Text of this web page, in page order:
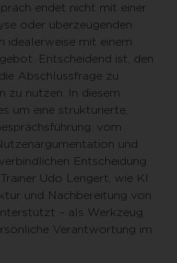
endet nicht mit einer
oder überzeugenden
idealerweise mit einem
Entscheidend ist, den
Abschlussfrage zu
zu nutzen. In diesem
um eine strukturierte,
vom
und
Entscheidung.
Udo Lengert, wie KI
und Nachbereitung von
– als Werkzeug,
Verantwortung im